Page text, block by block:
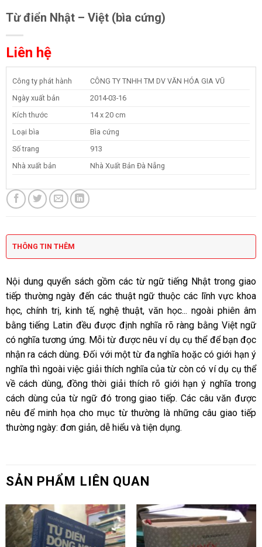
Từ điển Nhật – Việt (bìa cứng)
Liên hệ
Công ty phát hành
CÔNG TY TNHH TM DV VĂN HÓA GIA VŨ
Ngày xuất bản
2014-03-16
Kích thước
14 x 20 cm
Loại bìa
Bìa cứng
Số trang
913
Nhà xuất bản
Nhà Xuất Bản Đà Nẵng
THÔNG TIN THÊM
Nội dung quyển sách gồm các từ ngữ tiếng Nhật trong giao
tiếp thường ngày đến các thuật ngữ thuộc các lĩnh vực khoa
học, chính trị, kinh tế, nghệ thuật, văn học... ngoài phiên âm
bằng tiếng Latin đều được định nghĩa rõ ràng bằng Việt ngữ
có nghĩa tương ứng. Mỗi từ được nêu ví dụ cụ thể để bạn đọc
nhận ra cách dùng. Đối với một từ đa nghĩa hoặc có giới hạn ý
nghĩa thì ngoài việc giải thích nghĩa của từ còn có ví dụ cụ thể
về cách dùng, đồng thời giải thích rõ giới hạn ý nghĩa trong
cách dùng của từ ngữ đó trong giao tiếp. Các câu văn được
nêu để minh họa cho mục từ thường là những câu giao tiếp
thường ngày: đơn giản, dễ hiểu và tiện dụng.
SẢN PHẨM LIÊN QUAN